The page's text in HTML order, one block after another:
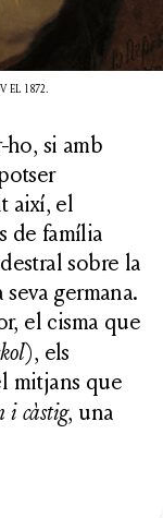
EL 1872.
si amb
així, el
de família
sobre la
germana.
el cisma que
), els
mitjans que
i càstig, una